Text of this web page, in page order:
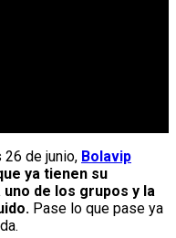
26 de junio, Bolavip
ya tienen su
de los grupos y la
Pase lo que pase ya